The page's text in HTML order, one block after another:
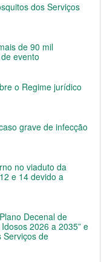
dos Serviços
de 90 mil
evento
o Regime jurídico
grave de infecção
no viaduto da
e 14 devido a
Decenal de
2026 a 2035” e
Serviços de